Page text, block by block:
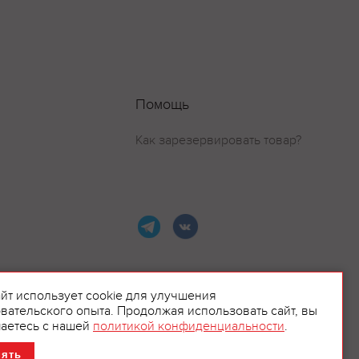
Помощь
Как зарезервировать товар?
использует cookie для улучшения
опыта. Продолжая использовать сайт, вы
с нашей политикой конфиденциальности.